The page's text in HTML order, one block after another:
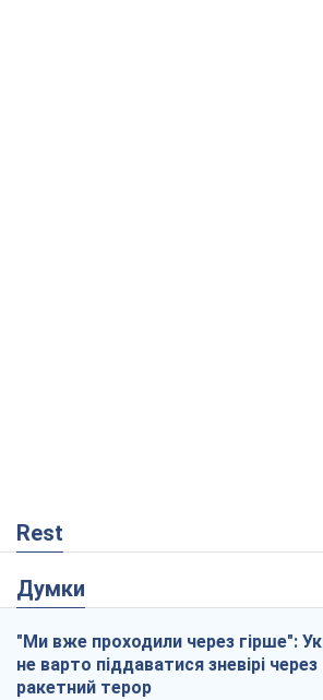
Rest
Думки
"Ми вже проходили через гірше":
не варто піддаватися зневірі через
ракетний терор